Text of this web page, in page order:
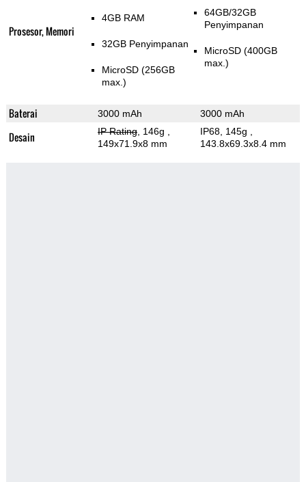
Prosesor, Memori
4GB RAM
32GB Penyimpanan
MicroSD (256GB
max.)
64GB/32GB
Penyimpanan
MicroSD (400GB
max.)
Baterai 3000 mAh 3000 mAh
Desain IP Rating, 146g
149x71.9x8 mm
IP68, 145g
143.8x69.3x8.4 mm